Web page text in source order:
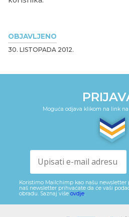
OBJAVLJENO
30. LISTOPADA 2012.
Moguća odjava klikom na link
Koristimo Mailchimp kao našu
naš newsletter prihvaćate da će vaši
obradu. Saznaj više ovdje.